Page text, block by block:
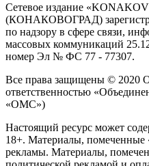
Сетевое издание
(КОНАКОВОГРАД)
по надзору в сфере связи,
массовых коммуникаций
номер Эл № ФС 77 - 77307.
Все права защищены © 2020
ответственностью
«ОМС»)
Настоящий ресурс может
18+. Материалы, помеченные
рекламы. Материалы,